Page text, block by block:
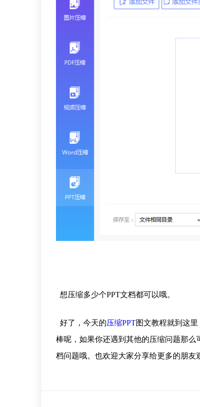
想压缩多少个PPT文档都可以哦。
好了，今天的压缩PPT图文教程就到这
棒呢，如果你还遇到其他的压缩问题那
档问题哦。也欢迎大家分享给更多的朋友